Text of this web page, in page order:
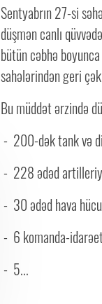
Sentyabrın 27-si
düşmən canlı
bütün cəbhə
sahələrindən geri
Bu müddət ərzində
- 200-dək tank və
- 228 ədəd
- 30 ədəd hava
- 6 komanda-
- 5...